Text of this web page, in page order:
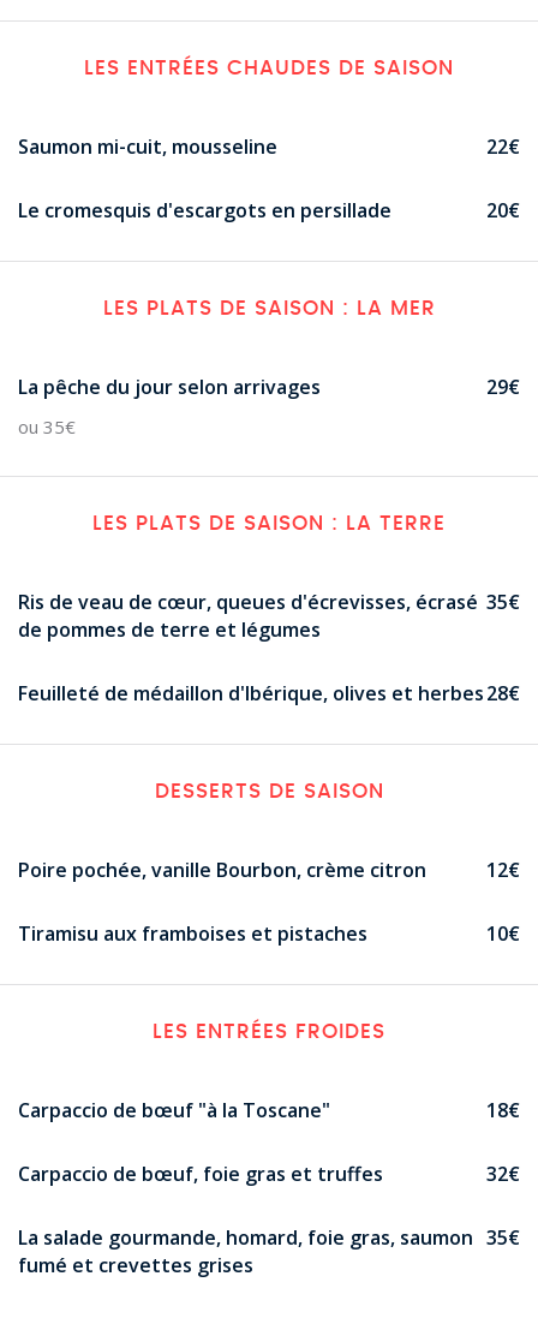
LES ENTRÉES CHAUDES DE SAISON
Saumon mi-cuit, mousseline 22€
Le cromesquis d'escargots en persillade 20€
LES PLATS DE SAISON : LA MER
La pêche du jour selon arrivages
ou 35€
29€
LES PLATS DE SAISON : LA TERRE
Ris de veau de cœur, queues d'écrevisses, écrasé
de pommes de terre et légumes
35€
Feuilleté de médaillon d'Ibérique, olives et herbes28€
DESSERTS DE SAISON
Poire pochée, vanille Bourbon, crème citron 12€
Tiramisu aux framboises et pistaches 10€
LES ENTRÉES FROIDES
Carpaccio de bœuf "à la Toscane" 18€
Carpaccio de bœuf, foie gras et truffes 32€
La salade gourmande, homard, foie gras, saumon
fumé et crevettes grises
35€